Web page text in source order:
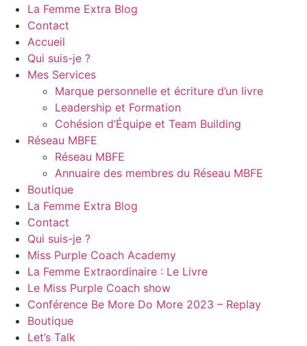
La Femme Extra Blog
Contact
Accueil
Qui suis-je ?
Mes Services
Marque personnelle et écriture d’un livre
Leadership et Formation
Cohésion d’Équipe et Team Building
Réseau MBFE
Réseau MBFE
Annuaire des membres du Réseau MBFE
Boutique
La Femme Extra Blog
Contact
Qui suis-je ?
Miss Purple Coach Academy
La Femme Extraordinaire : Le Livre
Le Miss Purple Coach show
Conférence Be More Do More 2023 – Replay
Boutique
Let’s Talk